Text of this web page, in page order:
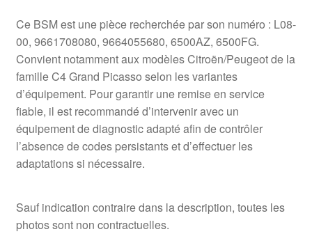
Ce BSM est une pièce recherchée par son numéro : L08-
00, 9661708080, 9664055680, 6500AZ, 6500FG.
Convient notamment aux modèles Citroën/Peugeot de la
famille C4 Grand Picasso selon les variantes
d’équipement. Pour garantir une remise en service
fiable, il est recommandé d’intervenir avec un
équipement de diagnostic adapté afin de contrôler
l’absence de codes persistants et d’effectuer les
adaptations si nécessaire.
Sauf indication contraire dans la description, toutes les
photos sont non contractuelles.